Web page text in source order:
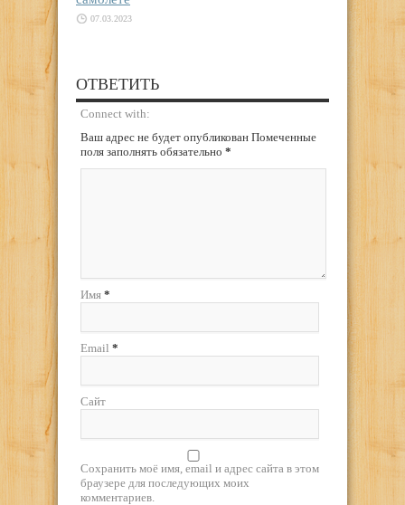
07.03.2023
ОТВЕТИТЬ
Connect with:
Ваш адрес не будет опубликован Помеченные
поля заполнять обязательно *
Имя *
Email *
Сайт
Сохранить моё имя, email и адрес сайта в этом
браузере для последующих моих
комментариев.